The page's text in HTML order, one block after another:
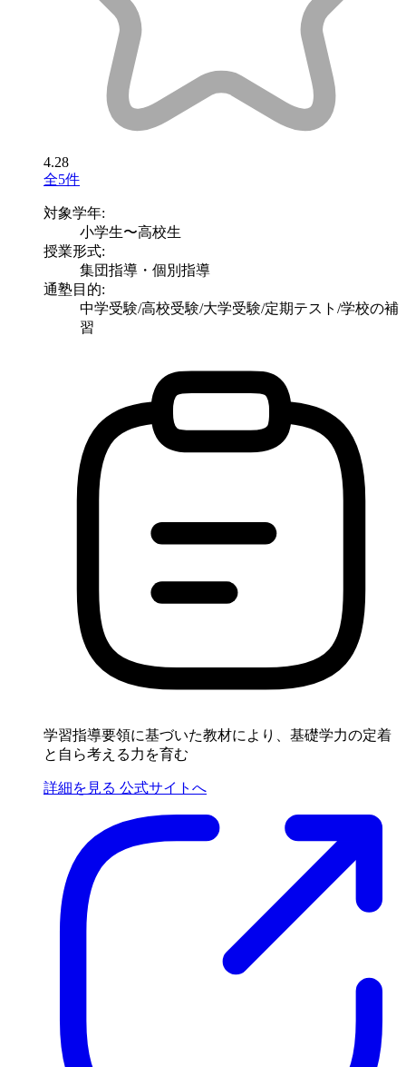
4.28
全5件
対象学年:
小学生〜高校生
授業形式:
集団指導・個別指導
通塾目的:
中学受験/高校受験/大学受験/定期テスト/学校の補
習
学習指導要領に基づいた教材により、基礎学力の定着
と自ら考える力を育む
詳細を見る 公式サイトへ